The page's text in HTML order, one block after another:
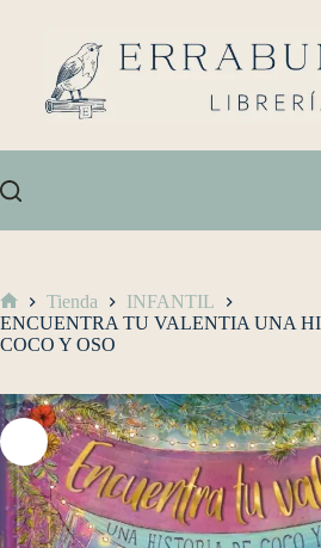
Tienda
INFANTIL
ENCUENTRA TU VALENTIA UNA
COCO Y OSO